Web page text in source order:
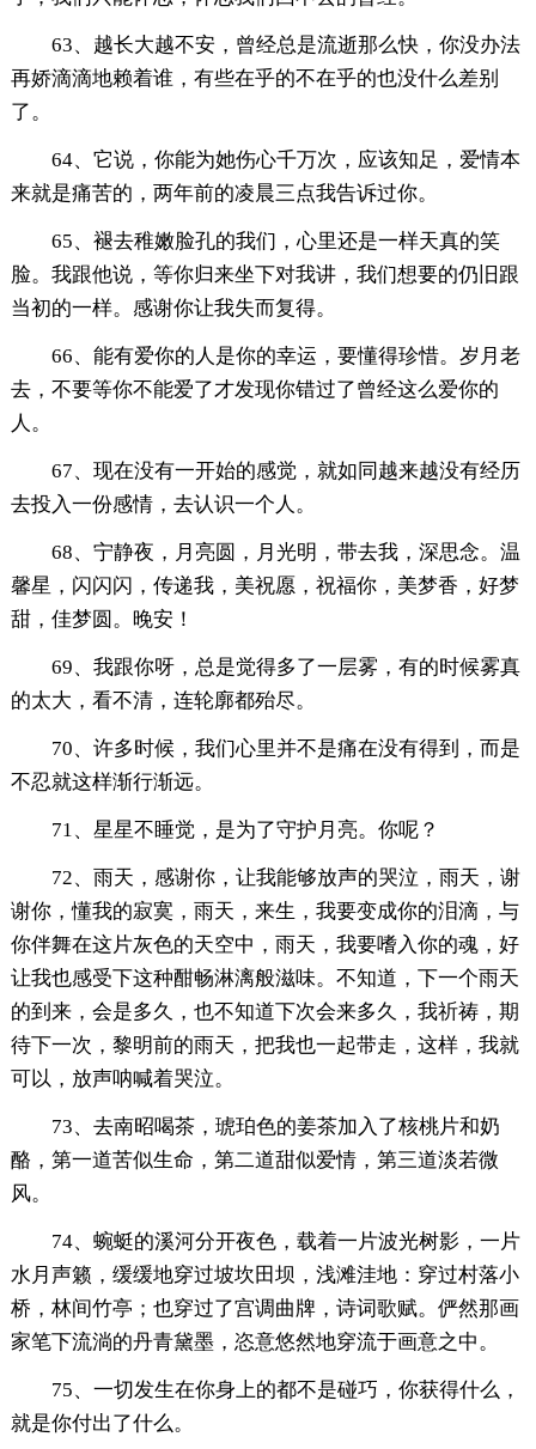
63、越长大越不安，曾经总是流逝那么快，你没办法
再娇滴滴地赖着谁，有些在乎的不在乎的也没什么差别
了。
64、它说，你能为她伤心千万次，应该知足，爱情本
来就是痛苦的，两年前的凌晨三点我告诉过你。
65、褪去稚嫩脸孔的我们，心里还是一样天真的笑
脸。我跟他说，等你归来坐下对我讲，我们想要的仍旧跟
当初的一样。感谢你让我失而复得。
66、能有爱你的人是你的幸运，要懂得珍惜。岁月老
去，不要等你不能爱了才发现你错过了曾经这么爱你的
人。
67、现在没有一开始的感觉，就如同越来越没有经历
去投入一份感情，去认识一个人。
68、宁静夜，月亮圆，月光明，带去我，深思念。温
馨星，闪闪闪，传递我，美祝愿，祝福你，美梦香，好梦
甜，佳梦圆。晚安！
69、我跟你呀，总是觉得多了一层雾，有的时候雾真
的太大，看不清，连轮廓都殆尽。
70、许多时候，我们心里并不是痛在没有得到，而是
不忍就这样渐行渐远。
71、星星不睡觉，是为了守护月亮。你呢？
72、雨天，感谢你，让我能够放声的哭泣，雨天，谢
谢你，懂我的寂寞，雨天，来生，我要变成你的泪滴，与
你伴舞在这片灰色的天空中，雨天，我要嗜入你的魂，好
让我也感受下这种酣畅淋漓般滋味。不知道，下一个雨天
的到来，会是多久，也不知道下次会来多久，我祈祷，期
待下一次，黎明前的雨天，把我也一起带走，这样，我就
可以，放声呐喊着哭泣。
73、去南昭喝茶，琥珀色的姜茶加入了核桃片和奶
酪，第一道苦似生命，第二道甜似爱情，第三道淡若微
风。
74、蜿蜓的溪河分开夜色，载着一片波光树影，一片
水月声籁，缓缓地穿过坡坎田坝，浅滩洼地：穿过村落小
桥，林间竹亭；也穿过了宫调曲牌，诗词歌赋。俨然那画
家笔下流淌的丹青黛墨，恣意悠然地穿流于画意之中。
75、一切发生在你身上的都不是碰巧，你获得什么，
就是你付出了什么。